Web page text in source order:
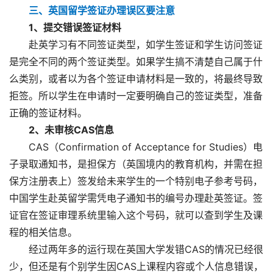
三、英国留学签证办理误区要注意
1、提交错误签证材料
赴英学习有不同签证类型，如学生签证和学生访问签证
是完全不同的两个签证类型。如果学生搞不清楚自己属于什
么类别，或者以为各个签证申请材料是一致的，将最终导致
拒签。所以学生在申请时一定要明确自己的签证类型，准备
正确的签证材料。
2、未审核CAS信息
CAS（Confirmation of Acceptance for Studies）电
子录取通知书，是担保方（英国境内的教育机构，并需在担
保方注册表上）签发给未来学生的一个特别电子参考号码，
中国学生赴英留学需凭电子通知书的编号办理赴英签证。签
证官在签证审理系统里输入这个号码，就可以查到学生及课
程的相关信息。
经过两年多的运行现在英国大学发错CAS的情况已经很
少，但还是有个别学生因CAS上课程内容或个人信息错误，